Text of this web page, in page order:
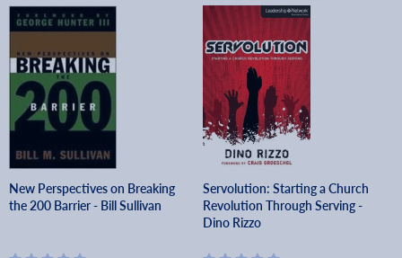
New Perspectives on Breaking
the 200 Barrier - Bill Sullivan
Servolution: Starting a Church
Revolution Through Serving -
Dino Rizzo